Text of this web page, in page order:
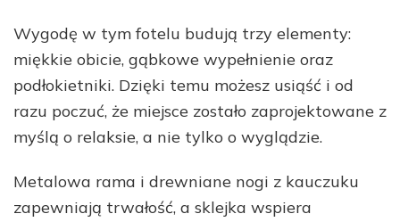
Wygodę w tym fotelu budują trzy elementy:
miękkie obicie, gąbkowe wypełnienie oraz
podłokietniki. Dzięki temu możesz usiąść i od
razu poczuć, że miejsce zostało zaprojektowane z
myślą o relaksie, a nie tylko o wyglądzie.
Metalowa rama i drewniane nogi z kauczuku
zapewniają trwałość, a sklejka wspiera